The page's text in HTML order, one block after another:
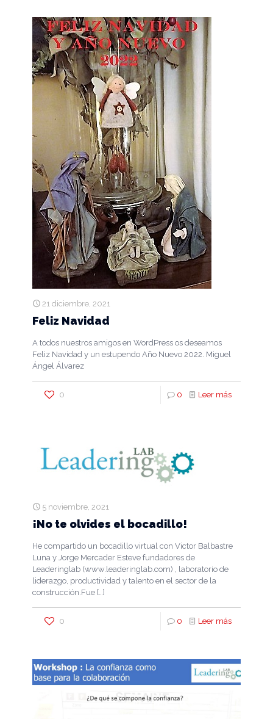
21 diciembre, 2021
Feliz Navidad
A todos nuestros amigos en WordPress os deseamos
Feliz Navidad y un estupendo Año Nuevo 2022. Miguel
Ángel Álvarez
0 0 Leer más
5 noviembre, 2021
¡No te olvides el bocadillo!
He compartido un bocadillo virtual con Victor Balbastre
Luna y Jorge Mercader Esteve fundadores de
Leaderinglab (www.leaderinglab.com) , laboratorio de
liderazgo, productividad y talento en el sector de la
construcción.Fue […]
0 0 Leer más